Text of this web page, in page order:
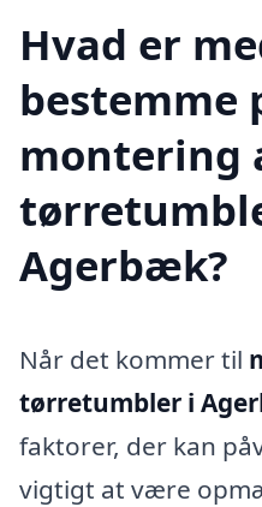
Hvad er
bestemme
montering
Agerbæk?
Når det kommer til
tørretumbler i
faktorer, der kan
vigtigt at være